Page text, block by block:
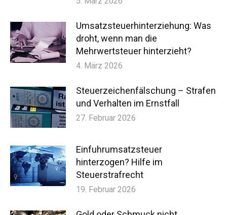
Umsatzsteuerhinterziehung: Was
droht, wenn man die
Mehrwertsteuer hinterzieht?
4. März 2026
Steuerzeichenfälschung – Strafen
und Verhalten im Ernstfall
27. Februar 2026
Einfuhrumsatzsteuer
hinterzogen? Hilfe im
Steuerstrafrecht
19. Februar 2026